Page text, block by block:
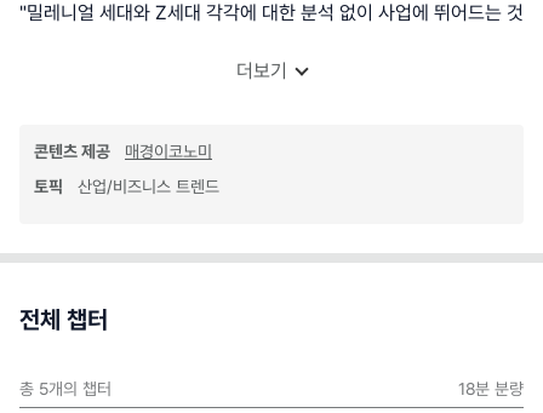
"밀레니얼 세대와 Z세대 각각에 대한 분석 없이 사업에 뛰어드는 것
더보기
콘텐츠 제공
매경이코노미
토픽
산업/비즈니스 트렌드
전체 챕터
총 5개의 챕터 18분 분량